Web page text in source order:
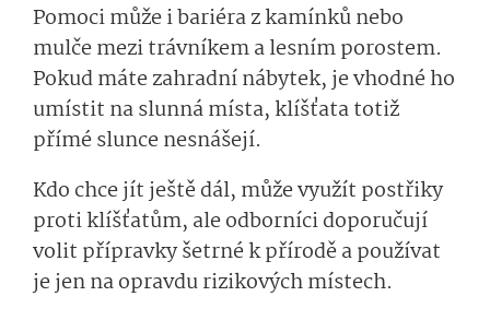
Pomoci může i bariéra z kamínků nebo
mulče mezi trávníkem a lesním porostem.
Pokud máte zahradní nábytek, je vhodné ho
umístit na slunná místa, klíšťata totiž
přímé slunce nesnášejí.
Kdo chce jít ještě dál, může využít postřiky
proti klíšťatům, ale odborníci doporučují
volit přípravky šetrné k přírodě a používat
je jen na opravdu rizikových místech.